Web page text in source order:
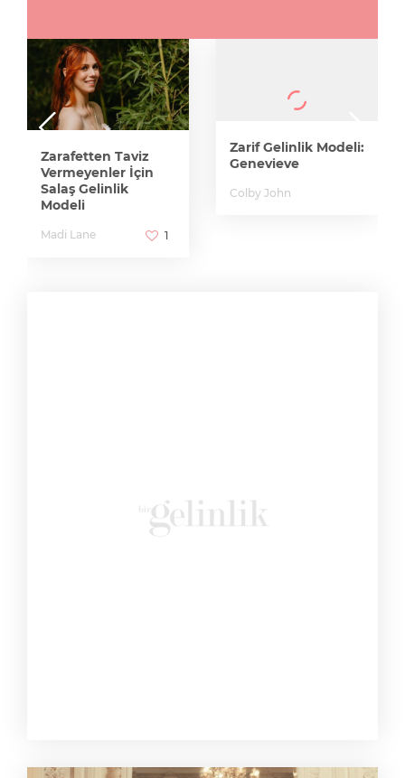
Zarafetten Taviz
Vermeyenler İçin
Salaş Gelinlik
Modeli
Madi Lane 1
Zarif Gelinlik Modeli:
Genevieve
Colby John